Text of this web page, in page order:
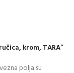
krom, TARA”
polja su